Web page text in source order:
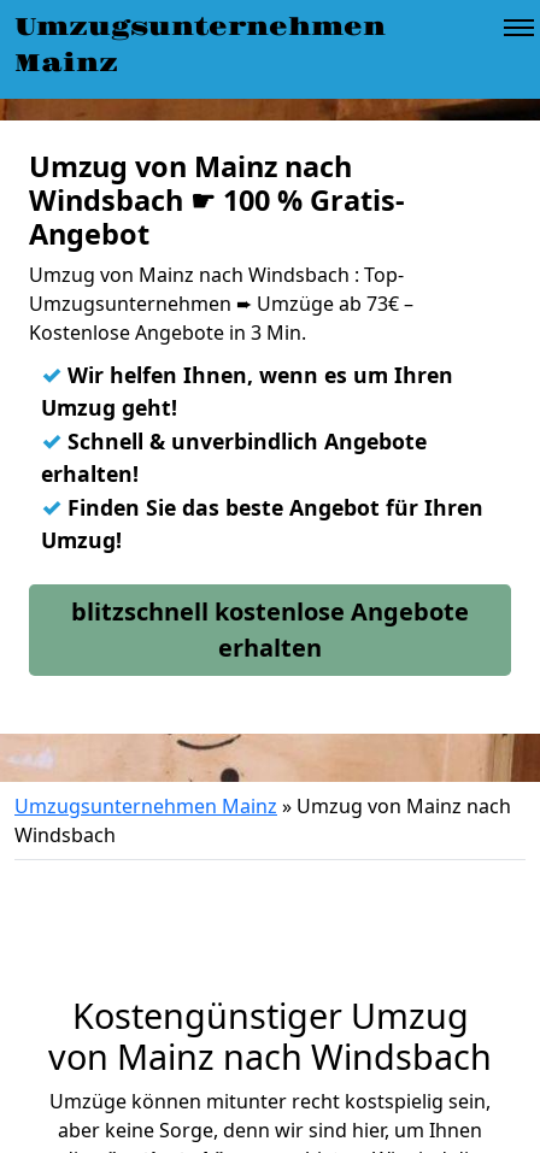
Umzugsunternehmen
Mainz
Umzug von Mainz nach
Windsbach ☛ 100 % Gratis-
Angebot
Umzug von Mainz nach Windsbach : Top-
Umzugsunternehmen ➨ Umzüge ab 73€ –
Kostenlose Angebote in 3 Min.
✓ Wir helfen Ihnen, wenn es um Ihren
Umzug geht!
✓ Schnell & unverbindlich Angebote
erhalten!
✓ Finden Sie das beste Angebot für Ihren
Umzug!
blitzschnell kostenlose Angebote
erhalten
Umzugsunternehmen Mainz » Umzug von Mainz nach
Windsbach
Kostengünstiger Umzug
von Mainz nach Windsbach
Umzüge können mitunter recht kostspielig sein,
aber keine Sorge, denn wir sind hier, um Ihnen